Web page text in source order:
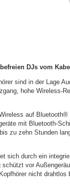
DJs vom
sind in der Lage
hohe Wireless-
auf
mit Bluetooth-
zu zehn Stunden
sich durch ein
schützt vor
nicht